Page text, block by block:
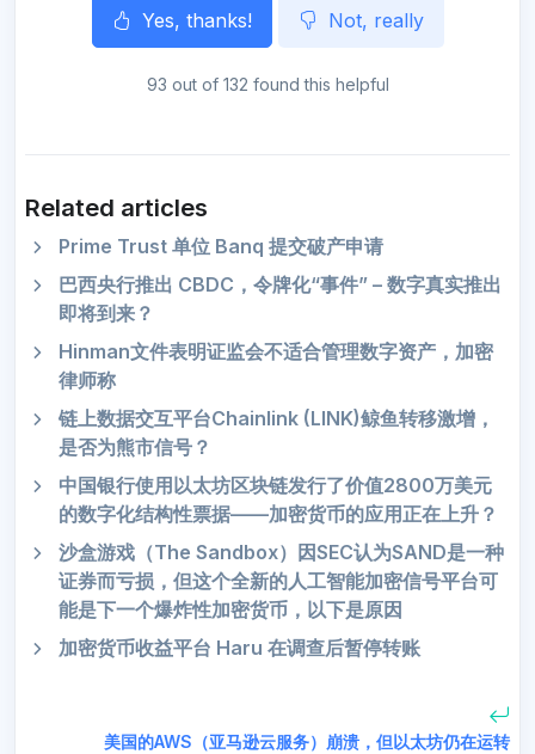
Yes, thanks! Not, really
93 out of 132 found this helpful
Related articles
Prime Trust 单位 Banq 提交破产申请
巴西央行推出 CBDC，令牌化“事件” – 数字真实推出
即将到来？
Hinman文件表明证监会不适合管理数字资产，加密
律师称
链上数据交互平台Chainlink (LINK)鲸鱼转移激增，
是否为熊市信号？
中国银行使用以太坊区块链发行了价值2800万美元
的数字化结构性票据——加密货币的应用正在上升？
沙盒游戏（The Sandbox）因SEC认为SAND是一种
证券而亏损，但这个全新的人工智能加密信号平台可
能是下一个爆炸性加密货币，以下是原因
加密货币收益平台 Haru 在调查后暂停转账
美国的AWS（亚马逊云服务）崩溃，但以太坊仍在运转